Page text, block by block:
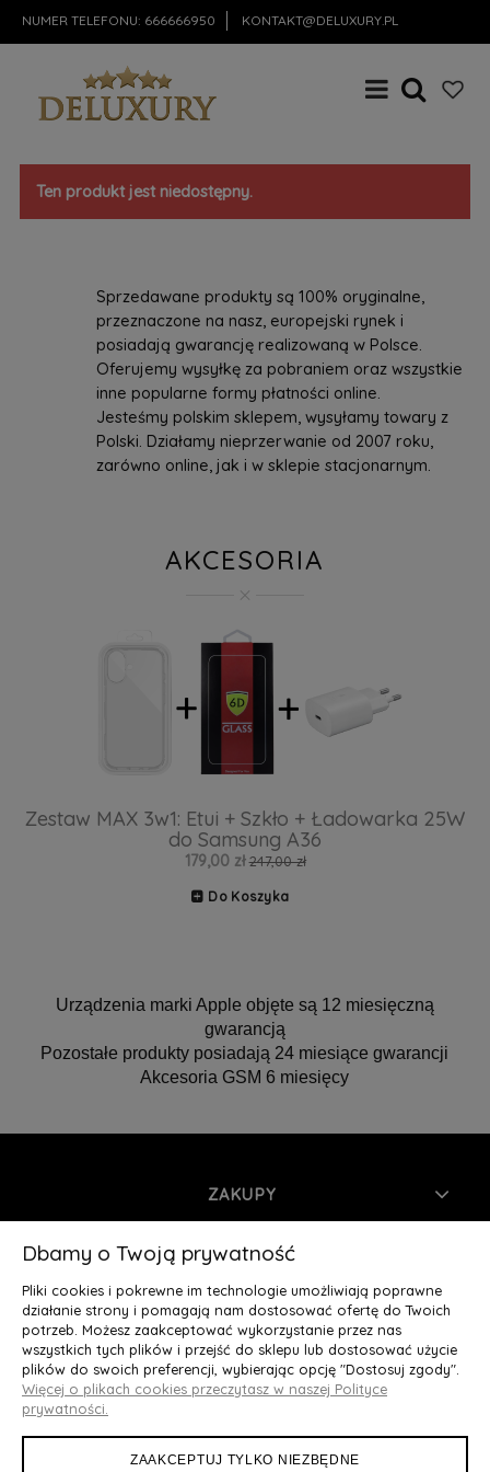
NUMER TELEFONU: 666666950 KONTAKT@DELUXURY.PL
Ten produkt jest niedostępny.
Sprzedawane produkty są 100% oryginalne,
przeznaczone na nasz, europejski rynek i
posiadają gwarancję realizowaną w Polsce.
Oferujemy wysyłkę za pobraniem oraz wszystkie
inne popularne formy płatności online.
Jesteśmy polskim sklepem, wysyłamy towary z
Polski. Działamy nieprzerwanie od 2007 roku,
zarówno online, jak i w sklepie stacjonarnym.
AKCESORIA
Zestaw MAX 3w1: Etui + Szkło + Ładowarka 25W
do Samsung A36
179,00 zł 247,00 zł
Do Koszyka
Urządzenia marki Apple objęte są 12 miesięczną
gwarancją
Pozostałe produkty posiadają 24 miesiące gwarancji
Akcesoria GSM 6 miesięcy
ZAKUPY
INFORMACJE
MOJE KONTO
O NAS
Deluxury.pl
Dbamy o Twoją prywatność
Pliki cookies i pokrewne im technologie umożliwiają poprawne
działanie strony i pomagają nam dostosować ofertę do Twoich
potrzeb. Możesz zaakceptować wykorzystanie przez nas
wszystkich tych plików i przejść do sklepu lub dostosować użycie
plików do swoich preferencji, wybierając opcję "Dostosuj zgody".
Więcej o plikach cookies przeczytasz w naszej Polityce
prywatności.
ZAAKCEPTUJ TYLKO NIEZBĘDNE